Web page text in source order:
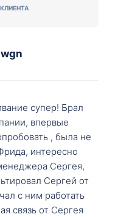
супер! Брал
впервые
, была не
интересно
Сергея,
Сергей от
с ним работать
связь от Сергея